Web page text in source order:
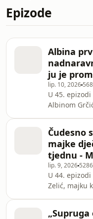
Epizode
Albina
ju je
lip. 10, 2026
U 45.
Albinom
i Eurosong, a
njezino
glazbu.
progovorila o
unutarnjim
praznine
trenutku
smisao
njezinim
Čudesno
majke
tjednu -
lip. 9, 2026 5286
U 44.
Zelić, majku